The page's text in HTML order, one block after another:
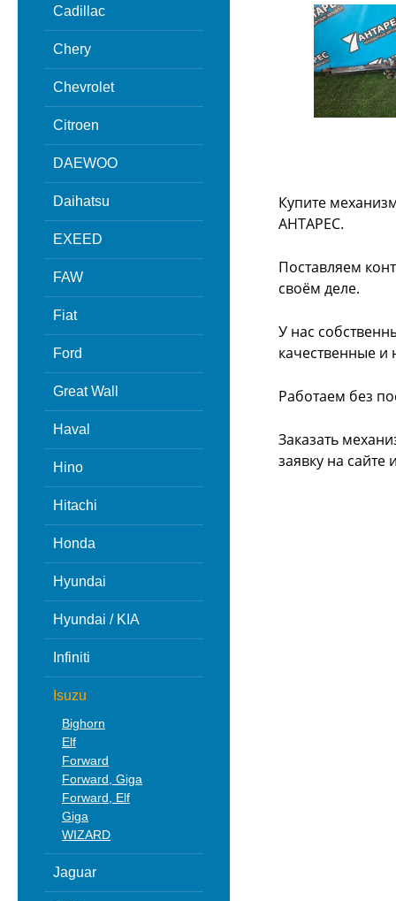
Cadillac
Chery
Chevrolet
Citroen
DAEWOO
Daihatsu
EXEED
FAW
Fiat
Ford
Great Wall
Haval
Hino
Hitachi
Honda
Hyundai
Hyundai / KIA
Infiniti
Isuzu
Bighorn
Elf
Forward
Forward, Giga
Forward, Elf
Giga
WIZARD
Jaguar
Купите
АНТАРЕС.
Поставляем
своём деле.
У нас
качественные и
Работаем без
Заказать
заявку на сайте